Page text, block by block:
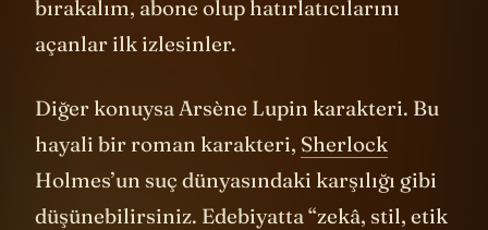
girersek çıkamayız, onu başka bir güne
bırakalım, abone olup hatırlatıcılarını
Diğer konuysa Arsène Lupin karakteri. Bu
hayali bir roman karakteri,Sherlock
Holmes’un suç dünyasındaki karşılığı gibi